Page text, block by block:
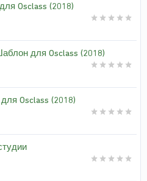
Osclass (2018)
для Osclass (2018)
Osclass (2018)